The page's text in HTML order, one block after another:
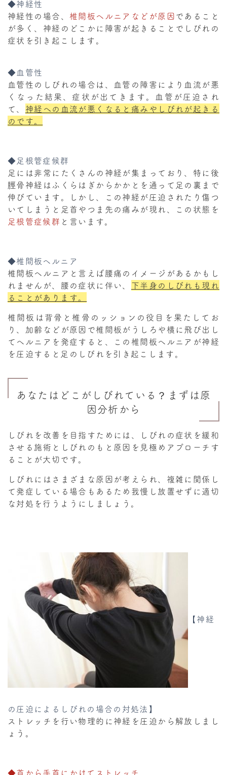
◆神経性
神経性の場合、 椎間板ヘルニアなどが原因であること
が多く、神経のどこかに障害が起きることでしびれの
症状を引き起こします。
◆血管性
血管性のしびれの場合は、血管の障害により血流が悪
くなった結果、症状が出てきます。血管が圧迫され
て、 神経への血流が悪くなると痛みやしびれが起きる
のです。
◆足根管症候群
足には非常にたくさんの神経が集まっており、特に後
脛骨神経はふくらはぎからかかとを通って足の裏まで
伸びています。しかし、この神経が圧迫されたり傷つ
いてしまうと足首やつま先の痛みが現れ、この状態を
足根管症候群 と言います。
◆椎間板ヘルニア
椎間板ヘルニアと言えば腰痛のイメージがあるかもし
れませんが、腰の症状に伴い、 下半身のしびれも現れ
ることがあります。
椎間板は背骨と椎骨のッションの役目を果たしてお
り、加齢などが原因で椎間板がうしろや横に飛び出し
てヘルニアを発症すると、この椎間板ヘルニアが神経
を圧迫すると足のしびれを引き起こします。
あなたはどこがしびれている？まずは原
因分析から
しびれを改善を目指すためには、しびれの症状を緩和
させる施術としびれのもと原因を見極めアプローチす
ることが大切です。
しびれにはさまざまな原因が考えられ、複雑に関係し
て発症している場合もあるため我慢し放置せずに適切
な対処を行うようにしましょう。
【神経
の圧迫によるしびれの場合の対処法】
ストレッチを行い物理的に神経を圧迫から解放しまし
ょう。
◆首から手首にかけてストレッチ